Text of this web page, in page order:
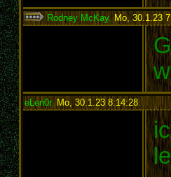
Rodney McKay,Mo, 30.1.23
eLen0r,Mo, 30.1.23 8:14:28: